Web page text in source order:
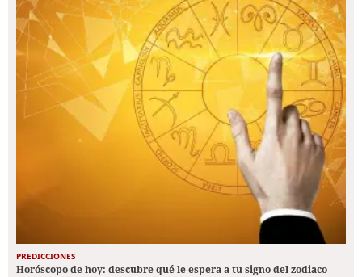
PREDICCIONES
Horóscopo de hoy: descubre qué le espera a tu signo del zodiaco